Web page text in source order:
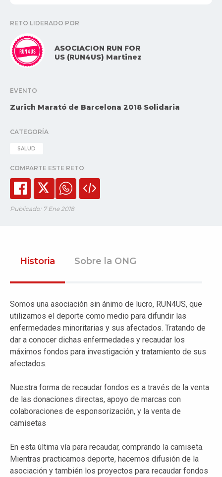
RETO LIDERADO POR
ASOCIACION RUN FOR
US (RUN4US) Martinez
EVENTO
Zurich Marató de Barcelona 2018 Solidaria
CATEGORÍA
SALUD
COMPARTE ESTE RETO
Publicado: 7 Ene 2018
Historia Sobre la ONG
Somos una asociación sin ánimo de lucro, RUN4US, que
utilizamos el deporte como medio para difundir las
enfermedades minoritarias y sus afectados. Tratando de
dar a conocer dichas enfermedades y recaudar los
máximos fondos para investigación y tratamiento de sus
afectados.
Nuestra forma de recaudar fondos es a través de la venta
de las donaciones directas, apoyo de marcas con
colaboraciones de esponsorización, y la venta de
camisetas
En esta última vía para recaudar, comprando la camiseta.
Mientras practicamos deporte, hacemos difusión de la
asociación y también los proyectos para recaudar fondos